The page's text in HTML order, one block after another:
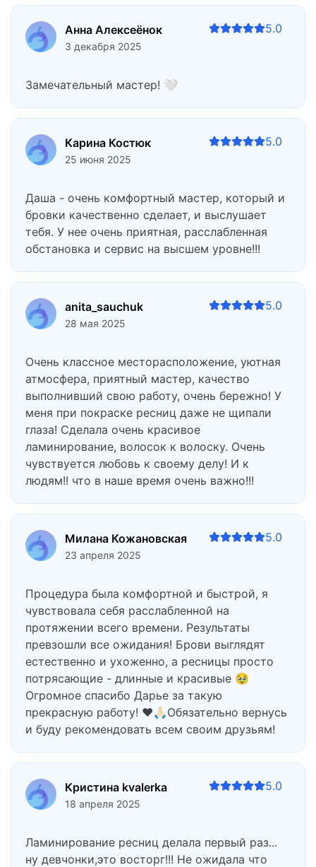
Анна Алексеёнок
3 декабря 2025
5.0
Замечательный мастер! 🤍
Карина Костюк
25 июня 2025
5.0
Даша - очень комфортный мастер, который и
бровки качественно сделает, и выслушает
тебя. У нее очень приятная, расслабленная
обстановка и сервис на высшем уровне!!!
anita_sauchuk
28 мая 2025
5.0
Очень классное месторасположение, уютная
атмосфера, приятный мастер, качество
выполнивший свою работу, очень бережно! У
меня при покраске ресниц даже не щипали
глаза! Сделала очень красивое
ламинирование, волосок к волоску. Очень
чувствуется любовь к своему делу! И к
людям!! что в наше время очень важно!!!
Милана Кожановская
23 апреля 2025
5.0
Процедура была комфортной и быстрой, я
чувствовала себя расслабленной на
протяжении всего времени. Результаты
превзошли все ожидания! Брови выглядят
естественно и ухоженно, а ресницы просто
потрясающие - длинные и красивые 🥹
Огромное спасибо Дарье за такую
прекрасную работу! ❤️🙏🏻Обязательно вернусь
и буду рекомендовать всем своим друзьям!
Кристина kvalerka
18 апреля 2025
5.0
Ламинирование ресниц делала первый раз...
ну девчонки,это восторг!!! Не ожидала что